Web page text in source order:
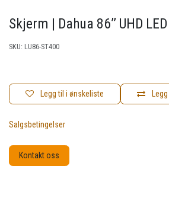
Skjerm | Dahua 86’’ UHD
SKU: LU86-ST400
Legg til i ønskeliste
Salgsbetingelser
Kontakt oss